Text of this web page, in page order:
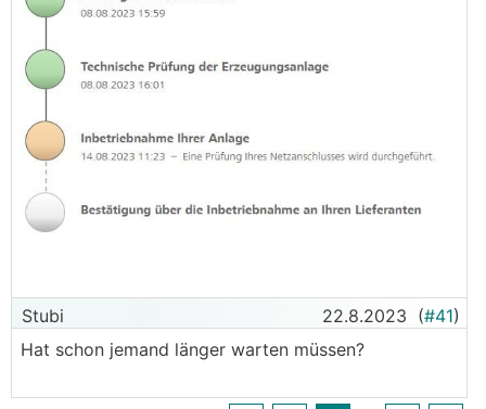
Stubi 22.8.2023 (#41)
Hat schon jemand länger warten müssen?